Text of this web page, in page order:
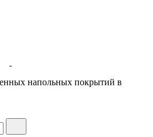
напольных покрытий в